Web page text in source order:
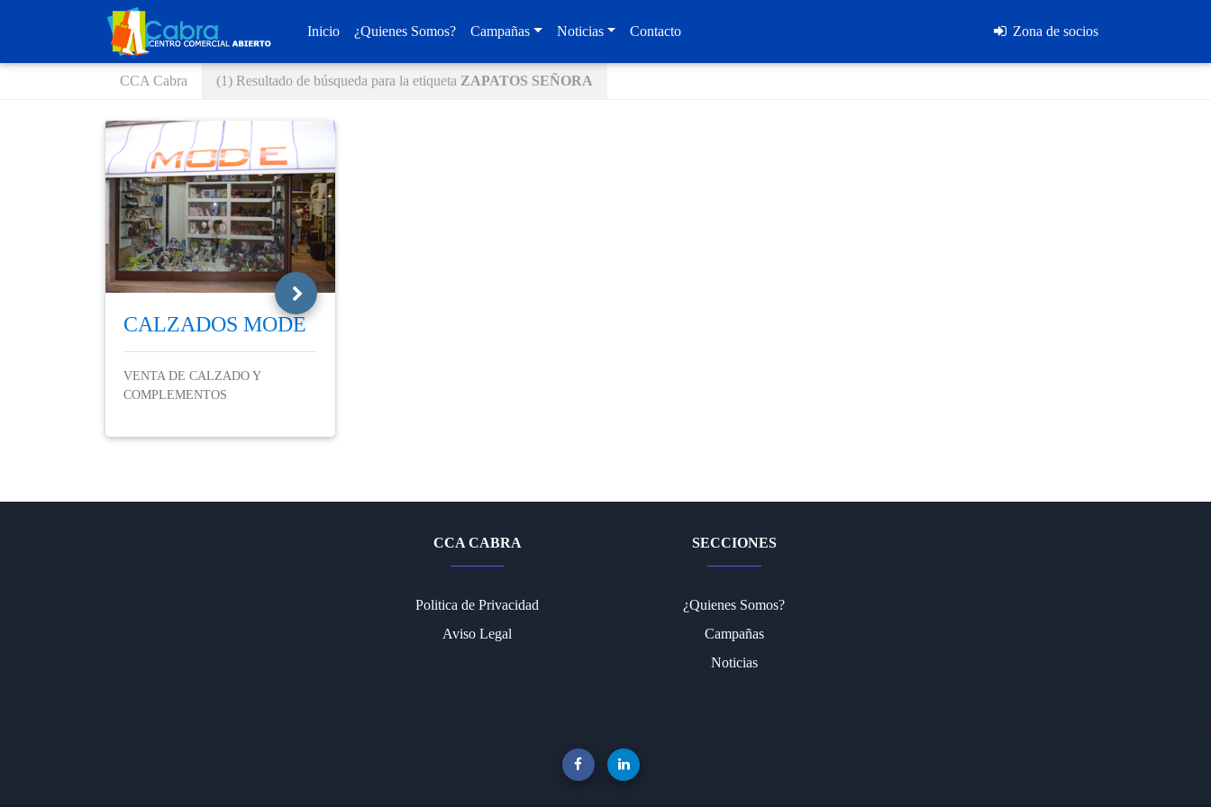
Inicio ¿Quienes Somos? Campañas Noticias Contacto Zona de socios
CCA Cabra (1) Resultado de búsqueda para la etiqueta ZAPATOS SEÑORA
CALZADOS MODE
VENTA DE CALZADO Y
COMPLEMENTOS
CCA CABRA
Politica de Privacidad
Aviso Legal
SECCIONES
¿Quienes Somos?
Campañas
Noticias